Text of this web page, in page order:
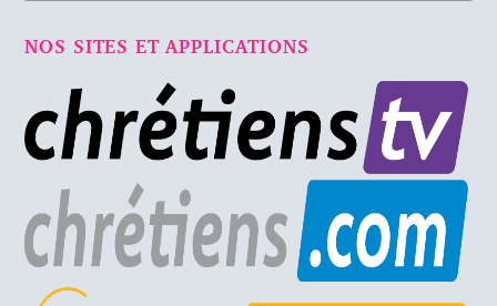
NOS SITES ET APPLICATIONS